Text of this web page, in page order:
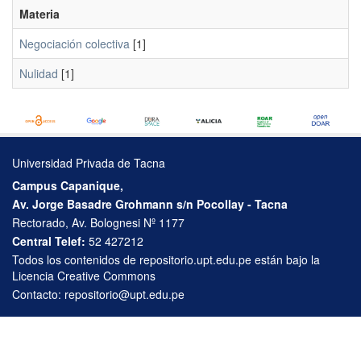
Materia
Negociación colectiva [1]
Nulidad [1]
Universidad Privada de Tacna
Campus Capanique,
Av. Jorge Basadre Grohmann s/n Pocollay - Tacna
Rectorado, Av. Bolognesi Nº 1177
Central Telef: 52 427212
Todos los contenidos de repositorio.upt.edu.pe están bajo la
Licencia Creative Commons
Contacto: repositorio@upt.edu.pe